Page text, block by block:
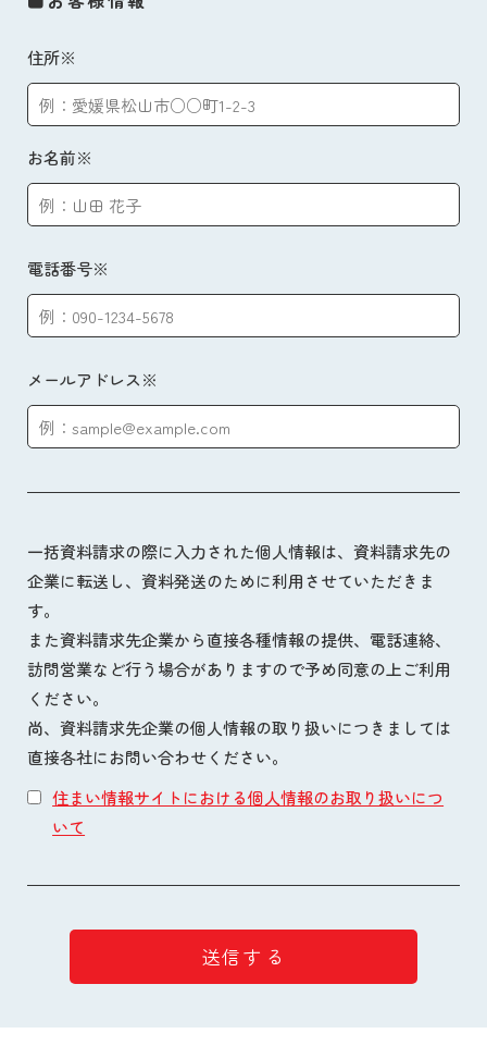
住所※
お名前※
電話番号※
メールアドレス※
一括資料請求の際に入力された個人情報は、資料請求先の
企業に転送し、資料発送のために利用させていただきま
す。
また資料請求先企業から直接各種情報の提供、電話連絡、
訪問営業など行う場合がありますので予め同意の上ご利用
ください。
尚、資料請求先企業の個人情報の取り扱いにつきましては
直接各社にお問い合わせください。
住まい情報サイトにおける個人情報のお取り扱いにつ
いて